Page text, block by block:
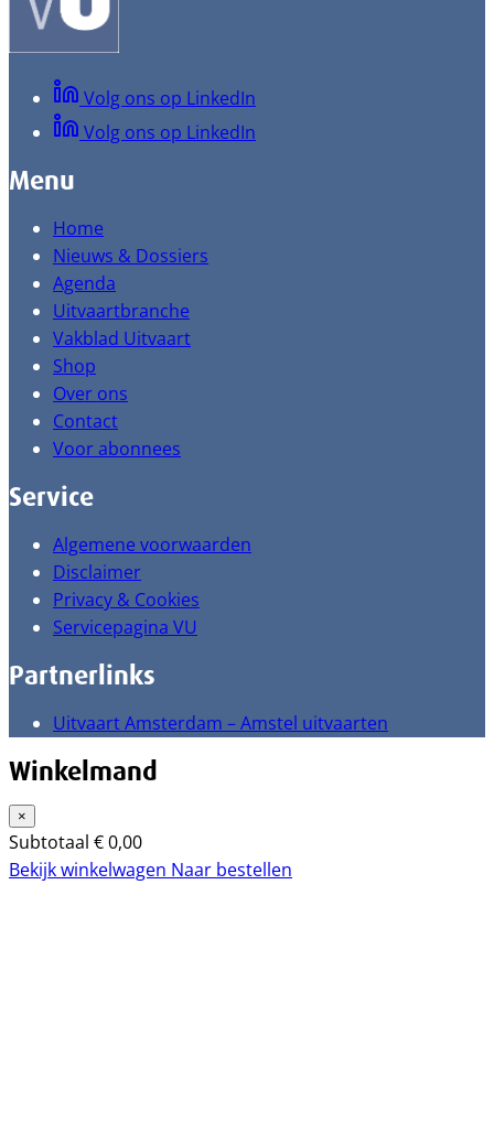
Volg ons op LinkedIn
Volg ons op LinkedIn
Menu
Home
Nieuws & Dossiers
Agenda
Uitvaartbranche
Vakblad Uitvaart
Shop
Over ons
Contact
Voor abonnees
Service
Algemene voorwaarden
Disclaimer
Privacy & Cookies
Servicepagina VU
Partnerlinks
Uitvaart Amsterdam – Amstel uitvaarten
Winkelmand
×
Subtotaal €0,00
Bekijk winkelwagen Naar bestellen